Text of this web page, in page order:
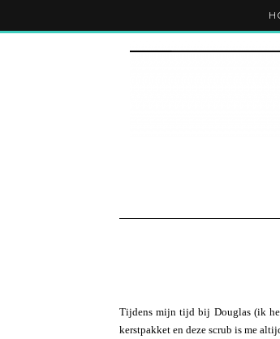
Tijdens mijn tijd bij Douglas (ik
kerstpakket en deze scrub is me